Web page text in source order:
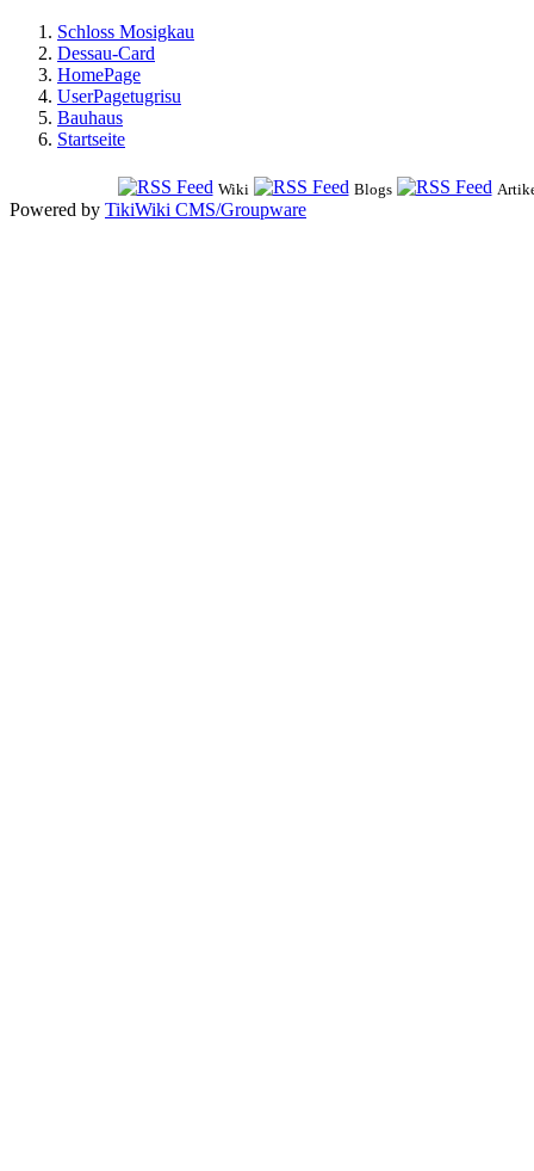
Schloss Mosigkau
Dessau-Card
HomePage
UserPagetugrisu
Bauhaus
Startseite
Wiki Blogs
Powered by TikiWiki CMS/Groupware